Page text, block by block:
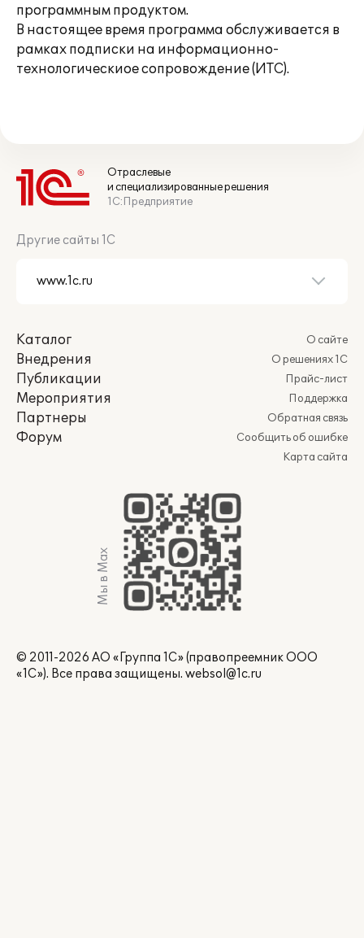
программным продуктом.
В настоящее время программа обслуживается в
рамках подписки на информационно-
технологическиое сопровождение (ИТС).
Отраслевые
и специализированные решения
1С:Предприятие
Другие сайты 1С
Каталог
Внедрения
Публикации
Мероприятия
Партнеры
Форум
О сайте
О решениях 1С
Прайс-лист
Поддержка
Обратная связь
Сообщить об ошибке
Карта сайта
Мы в Max
© 2011-2026 АО «Группа 1С» (правопреемник ООО
«1С»). Все права защищены. websol@1c.ru